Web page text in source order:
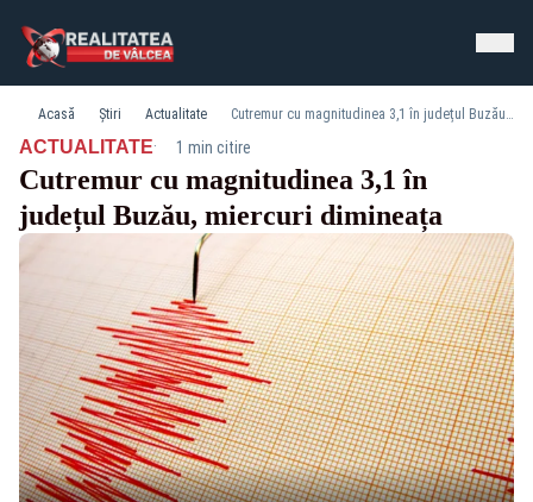
Acasă Știri Actualitate Cutremur cu magnitudinea 3,1 în județul Buzău, miercuri dimineața
ACTUALITATE· 1 min citire
Cutremur cu magnitudinea 3,1 în
județul Buzău, miercuri dimineața